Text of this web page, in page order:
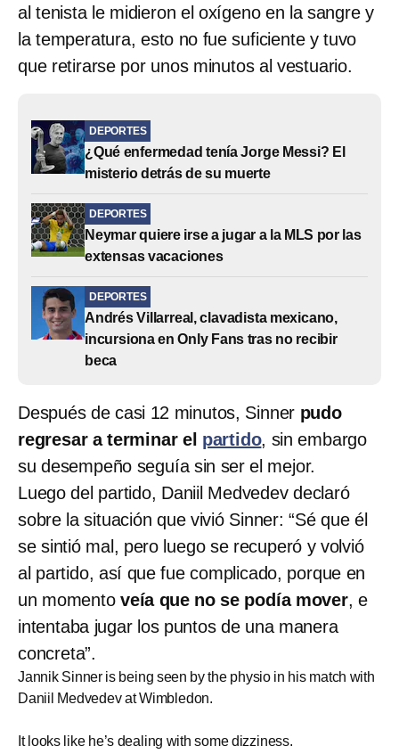
al tenista le midieron el oxígeno en la sangre y
la temperatura, esto no fue suficiente y tuvo
que retirarse por unos minutos al vestuario.
DEPORTES
¿Qué enfermedad tenía Jorge Messi? El
misterio detrás de su muerte
DEPORTES
Neymar quiere irse a jugar a la MLS por las
extensas vacaciones
DEPORTES
Andrés Villarreal, clavadista mexicano,
incursiona en Only Fans tras no recibir
beca
Después de casi 12 minutos, Sinner pudo
regresar a terminar el partido, sin embargo
su desempeño seguía sin ser el mejor.
Luego del partido, Daniil Medvedev declaró
sobre la situación que vivió Sinner: “Sé que él
se sintió mal, pero luego se recuperó y volvió
al partido, así que fue complicado, porque en
un momentoveía que no se podía mover, e
intentaba jugar los puntos de una manera
concreta”.
Jannik Sinner is being seen by the physio in his match with
Daniil Medvedev at Wimbledon.
It looks like he’s dealing with some dizziness.